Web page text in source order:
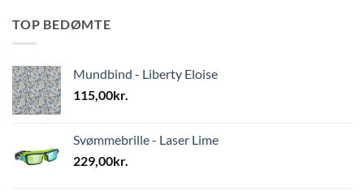
TOP BEDØMTE
Mundbind - Liberty Eloise
115,00kr.
Svømmebrille - Laser Lime
229,00kr.